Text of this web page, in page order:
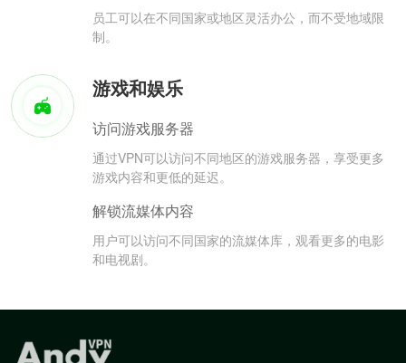
员工可以在不同国家或地区灵活办公，而不受地域限
制。
游戏和娱乐
访问游戏服务器
通过VPN可以访问不同地区的游戏服务器，享受更多
游戏内容和更低的延迟。
解锁流媒体内容
用户可以访问不同国家的流媒体库，观看更多的电影
和电视剧。